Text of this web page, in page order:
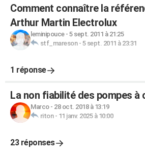
Comment connaître la
Arthur Martin Electrolux
leminipouce- 5 sept. 2011 à 21:25
stf_mareson- 5 sept. 2011 à 23:31
1 réponse
La non fiabilité des pompes à
Marco- 28 oct. 2018 à 13:19
riton- 11 janv. 2025 à 10:00
23 réponses